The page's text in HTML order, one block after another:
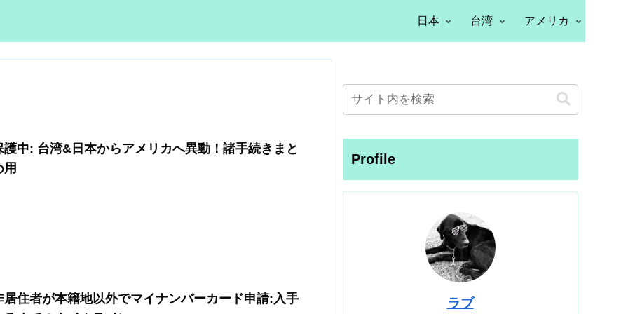
日本 台湾 アメリカ
護中: 台湾&日本からアメリカへ異動！諸手続きまと
用
居住者が本籍地以外でマイナンバーカード申請:入手
Profile
ラブ